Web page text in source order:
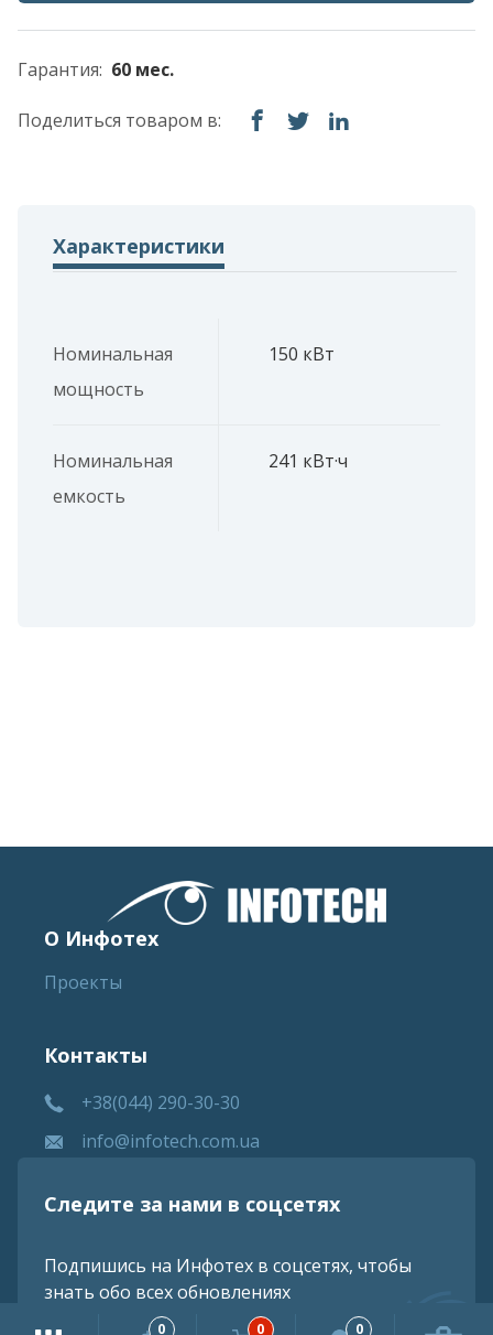
0 0 0
Гарантия: 60 мес.
Поделиться товаром в:
Характеристики
Номинальная
мощность
150 кВт
Номинальная
емкость
241 кВт·ч
О Инфотех
Проекты
Контакты
+38(044) 290-30-30
info@infotech.com.ua
Следите за нами в соцсетях
Подпишись на Инфотех в соцсетях, чтобы
знать обо всех обновлениях